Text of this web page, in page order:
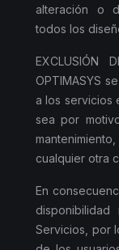
alteración o
todos los
EXCLUSIÓN
OPTIMASYS
a los servicios
sea por
cualquier otra
En
Servicios, por